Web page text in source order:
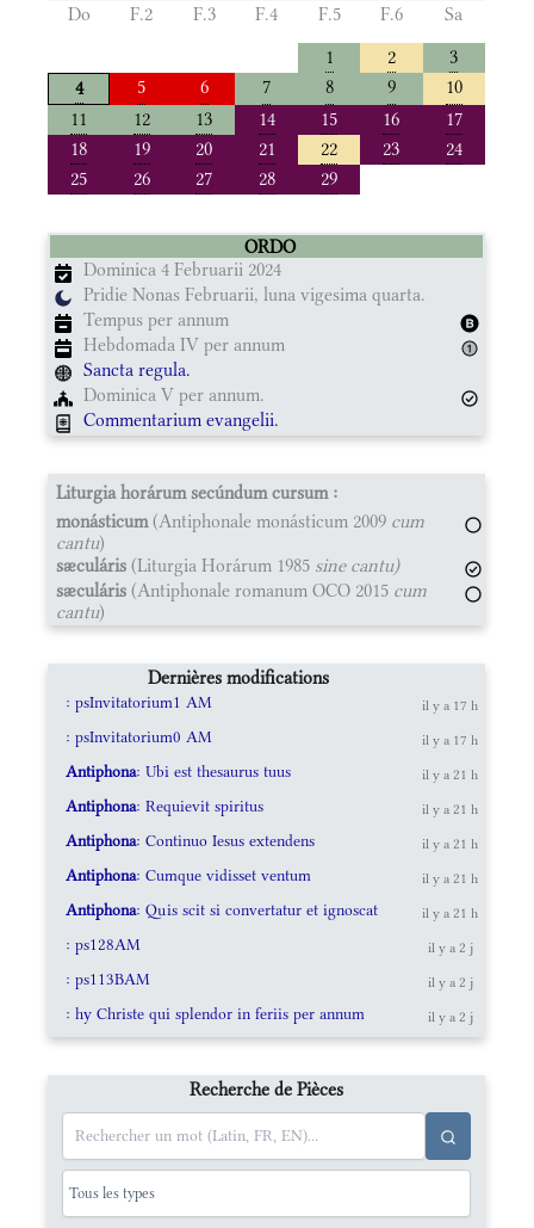
Do F.2 F.3 F.4 F.5 F.6
Sa
1
2
3
4
5 6 7 8 9
10
11
12 13 14 15 16
17
18
19 20 21 22 23
24
25
26 27 28 29
ORDO
Dominica 4 Februarii 2024
Pridie Nonas Februarii, luna vigesima quarta.
Tempus per annum
Hebdomada IV per annum
Sancta regula.
Dominica V per annum.
Commentarium evangelii.
Liturgia horárum secúndum cursum :
monásticum(Antiphonale monásticum 2009 cum
cantu)
sæculáris (Liturgia Horárum 1985 sine cantu)
sæculáris (Antiphonale romanum OCO 2015 cum
cantu)
Dernières modifications
: psInvitatorium1 AM il y a 17 h
: psInvitatorium0 AM il y a 17 h
Antiphona: Ubi est thesaurus tuus il y a 21 h
Antiphona: Requievit spiritus il y a 21 h
Antiphona: Continuo Iesus extendens il y a 21 h
Antiphona: Cumque vidisset ventum il y a 21 h
Antiphona: Quis scit si convertatur et ignoscat il y a 21 h
: ps128AM il y a 2 j
: ps113BAM il y a 2 j
: hy Christe qui splendor in feriis per annum il y a 2 j
Recherche de Pièces